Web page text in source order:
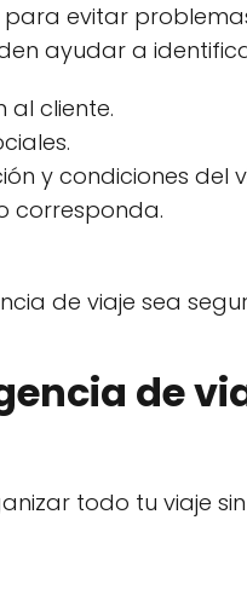
evitar
ayudar a
al cliente.
y condiciones del
corresponda.
de viaje sea
de
todo tu viaje